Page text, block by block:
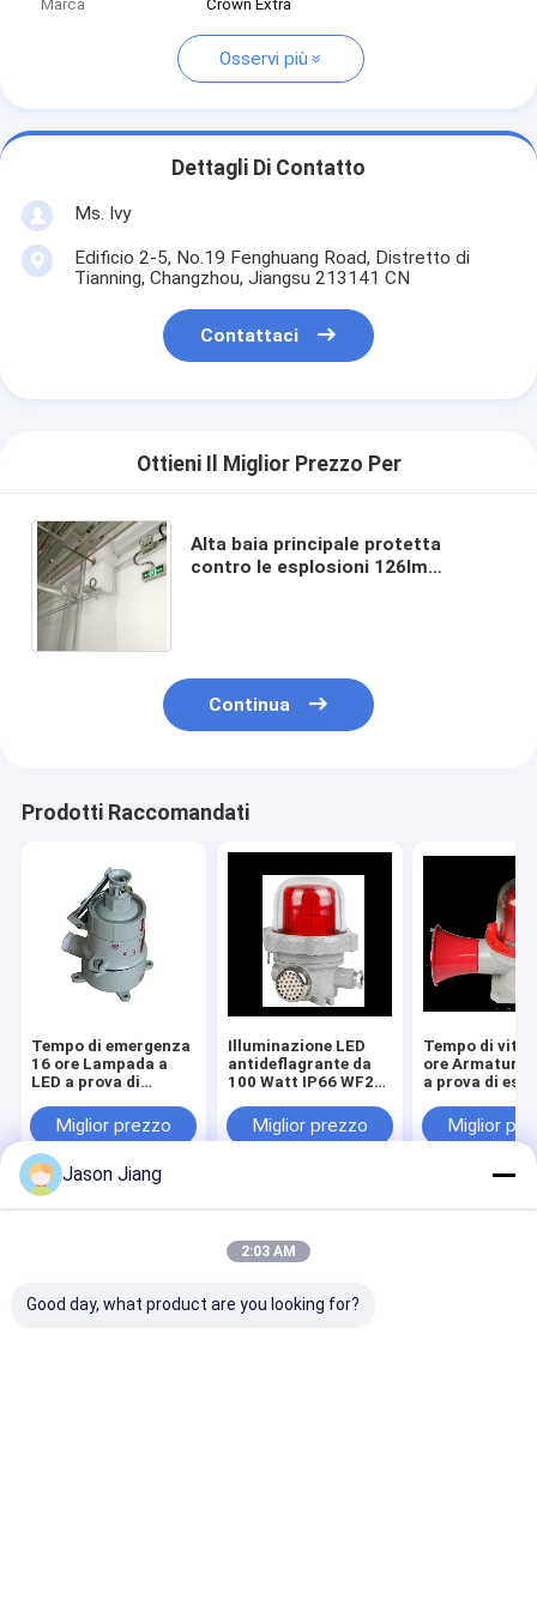
Marca
Crown Extra
Osservi più
Dettagli Di Contatto
Ms. Ivy
Edificio 2-5, No.19 Fenghuang Road, Distretto di
Tianning, Changzhou, Jiangsu 213141 CN
Contattaci
Ottieni Il Miglior Prezzo Per
Alta baia principale protetta
contro le esplosioni 126lm
Continua
Prodotti Raccomandati
Tempo di emergenza
16 ore Lampada a
LED a prova di
per ambienti
pericolosi Soluzione
di illuminazione per
la sicurezza
industriale
Miglior prezzo
Illuminazione LED
antideflagrante da
100 Watt IP66 WF2
Autonomia Adatta
per l'illuminazione di
Miglior prezzo
Tempo di vita
ore Armatura
a prova di
IP66 WF2
delle zone
Miglior
Casa Circa noi Contattaci
Desktop Site
Mappa del sito
Privacy Policy
Reserved.
Jason Jiang
2:03 AM
Good day, what product are you looking for?